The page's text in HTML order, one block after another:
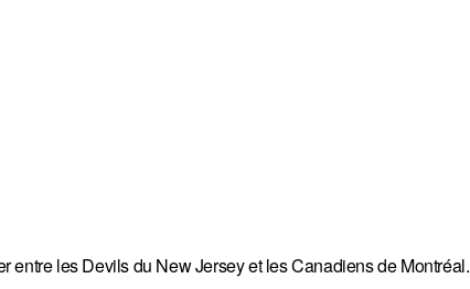
entre les Devils du New Jersey et les Canadiens de Montréal.